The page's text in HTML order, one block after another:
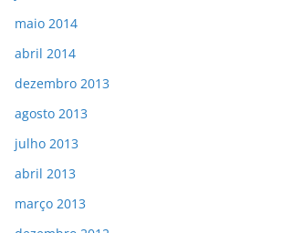
maio 2014
abril 2014
dezembro 2013
agosto 2013
julho 2013
abril 2013
março 2013